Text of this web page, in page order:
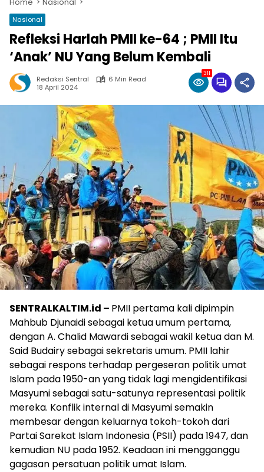
Nasional
Refleksi Harlah PMII ke-64 ; PMII Itu
‘Anak’ NU Yang Belum Kembali
Redaksi Sentral
6 Min Read
18 April 2024
311
SENTRALKALTIM.id – PMII pertama kali dipimpin
Mahbub Djunaidi sebagai ketua umum pertama,
dengan A. Chalid Mawardi sebagai wakil ketua dan M.
Said Budairy sebagai sekretaris umum. PMII lahir
sebagai respons terhadap pergeseran politik umat
Islam pada 1950-an yang tidak lagi mengidentifikasi
Masyumi sebagai satu-satunya representasi politik
mereka. Konflik internal di Masyumi semakin
membesar dengan keluarnya tokoh-tokoh dari
Partai Sarekat Islam Indonesia (PSII) pada 1947, dan
kemudian NU pada 1952. Keadaan ini mengganggu
gagasan persatuan politik umat Islam.